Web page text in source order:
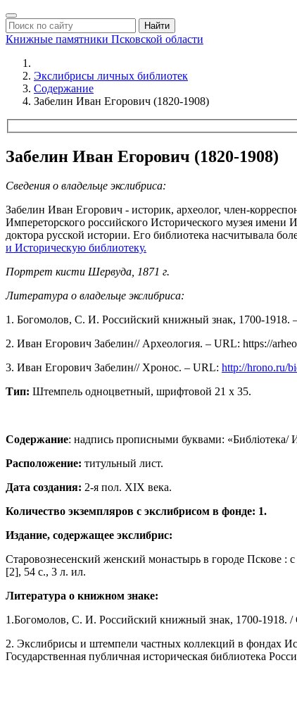
Найти
Книжные памятники Псковской области
Экслибрисы личных библиотек
Содержание
Забелин Иван Егорович (1820-1908)
Забелин Иван Егорович (1820-1908)
Сведения о владельце экслибриса:
Забелин Иван Егорович - историк, археолог, член-
Импереторского российского Исторического музея
доктора русской истории. Его библиотека насчитывала
и Историческую библиотеку.
Портрет кисти Шервуда, 1871 г.
Литература о владельце экслибриса:
1. Богомолов, С. И. Российский книжный знак, 1700-1918.
2. Иван Егорович Забелин// Археология. – URL: https://
3. Иван Егорович Забелин// Хронос. – URL: http://hrono.ru/
Тип: Штемпель одноцветный, шрифтовой 21 х 35.
Содержание: надпись прописными буквами: «Библiотека/
Расположение: титульный лист.
Дата создания: 2-я пол. ХIХ века.
Количество экземпляров с экслибрисом в фонде: 1.
Издание, содержащее экслибрис:
Старовознесенский женский монастырь в городе Пскове
[2], 54 с., 3 л. ил.
Литература о книжном знаке:
1.Богомолов, С. И. Российский книжный знак, 1700-1918.
2. Экслибрисы и штемпели частных коллекций в фондах
Государственная публичная историческая библиотека